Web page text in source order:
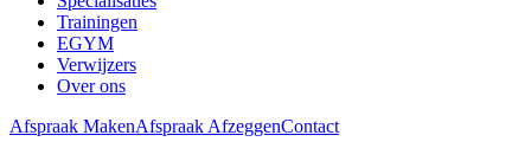
Trainingen
EGYM
Verwijzers
Over ons
Afspraak MakenAfspraak AfzeggenContact